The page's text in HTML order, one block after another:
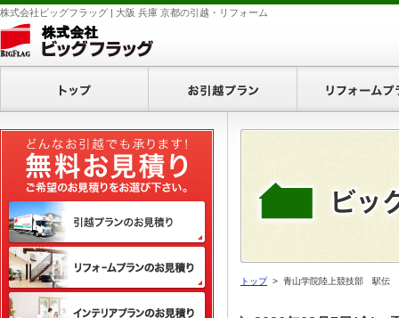
株式会社ビッグフラッグ | 大阪 兵庫 京都の引越・リフォーム
トップ > 青山学院陸上競技部 駅伝
無料お見積り
引越プランのお見積り